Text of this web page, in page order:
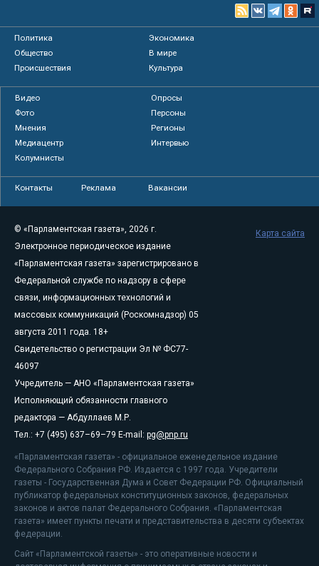
Политика
Экономика
Общество
В мире
Происшествия
Культура
Видео
Опросы
Фото
Персоны
Мнения
Регионы
Медиацентр
Интервью
Колумнисты
Контакты Реклама Вакансии
© «Парламентская газета», 2026 г.
Электронное периодическое издание
«Парламентская газета» зарегистрировано в
Федеральной службе по надзору в сфере
связи, информационных технологий и
массовых коммуникаций (Роскомнадзор) 05
августа 2011 года. 18+
Свидетельство о регистрации Эл № ФС77-
46097
Учредитель — АНО «Парламентская газета»
Исполняющий обязанности главного
редактора — Абдуллаев М.Р.
Тел.: +7 (495) 637–69–79 E-mail: pg@pnp.ru
«Парламентская газета» - официальное еженедельное издание
Федерального Собрания РФ. Издается с 1997 года. Учредители
газеты - Государственная Дума и Совет Федерации РФ. Официальный
публикатор федеральных конституционных законов, федеральных
законов и актов палат Федерального Собрания. «Парламентская
газета» имеет пункты печати и представительства в десяти субъектах
федерации.
Сайт «Парламентской газеты» - это оперативные новости и
Карта сайта